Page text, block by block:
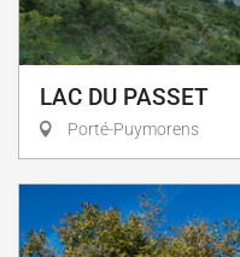
LAC DU PASSET
Porté-Puymorens